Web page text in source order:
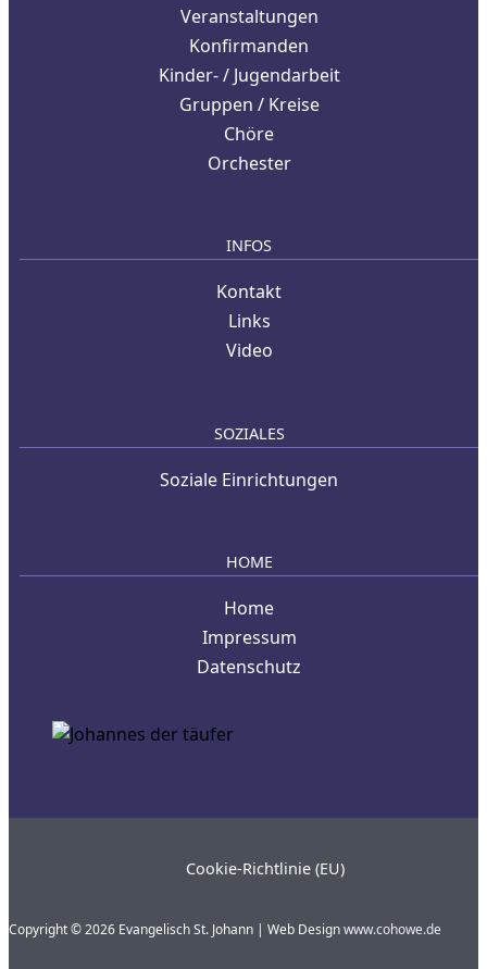
Veranstaltungen
Konfirmanden
Kinder- / Jugendarbeit
Gruppen / Kreise
Chöre
Orchester
INFOS
Kontakt
Links
Video
SOZIALES
Soziale Einrichtungen
HOME
Home
Impressum
Datenschutz
Cookie-Richtlinie (EU)
Copyright © 2026 Evangelisch St. Johann | Web Designwww.cohowe.de